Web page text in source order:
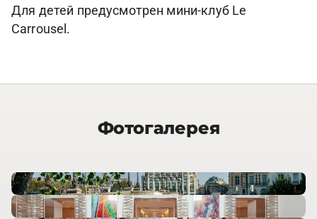
Для детей предусмотрен мини-клуб Le
Carrousel.
Фотогалерея